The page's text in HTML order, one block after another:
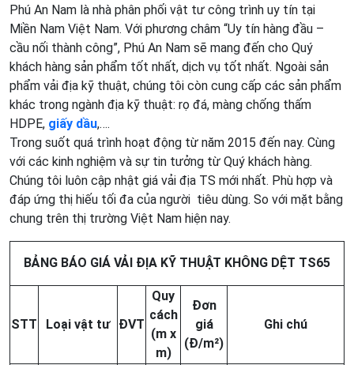
Phú An Nam là nhà phân phối vật tư công trình uy tín tại
Miền Nam Việt Nam. Với phương châm “Uy tín hàng đầu –
cầu nối thành công”, Phú An Nam sẽ mang đến cho Quý
khách hàng sản phẩm tốt nhất, dịch vụ tốt nhất. Ngoài sản
phẩm vải địa kỹ thuật, chúng tôi còn cung cấp các sản phẩm
khác trong ngành địa kỹ thuật: rọ đá, màng chống thấm
HDPE, giấy dầu,….
Trong suốt quá trình hoạt động từ năm 2015 đến nay. Cùng
với các kinh nghiệm và sự tin tưởng từ Quý khách hàng.
Chúng tôi luôn cập nhật giá vải địa TS mới nhất. Phù hợp và
đáp ứng thị hiếu tối đa của người tiêu dùng. So với mặt bằng
chung trên thị trường Việt Nam hiện nay.
BẢNG BÁO GIÁ VẢI ĐỊA KỸ THUẬT KHÔNG DỆT TS65
STT Loại vật tư ĐVT
Quy
cách
(m x
m)
Đơn
giá
(Đ/m²)
Ghi chú